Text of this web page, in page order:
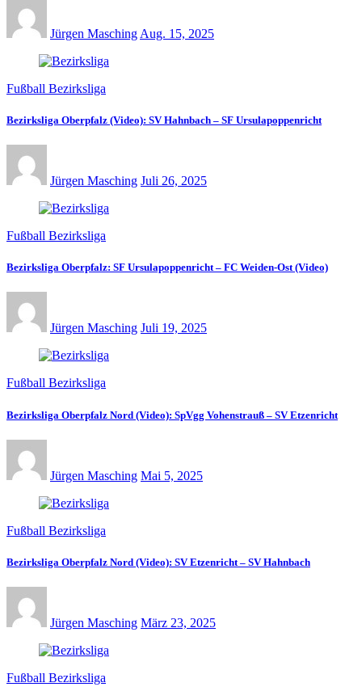
Jürgen Masching Aug. 15, 2025
Fußball Bezirksliga
Bezirksliga Oberpfalz (Video): SV Hahnbach – SF Ursulapoppenricht
Jürgen Masching Juli 26, 2025
Fußball Bezirksliga
Bezirksliga Oberpfalz: SF Ursulapoppenricht – FC Weiden-Ost (Video)
Jürgen Masching Juli 19, 2025
Fußball Bezirksliga
Bezirksliga Oberpfalz Nord (Video): SpVgg Vohenstrauß – SV Etzenricht
Jürgen Masching Mai 5, 2025
Fußball Bezirksliga
Bezirksliga Oberpfalz Nord (Video): SV Etzenricht – SV Hahnbach
Jürgen Masching März 23, 2025
Fußball Bezirksliga